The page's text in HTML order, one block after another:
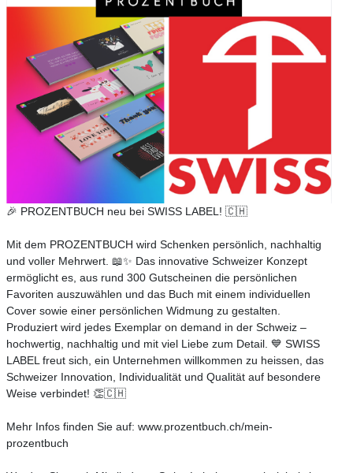
🎉 PROZENTBUCH neu bei SWISS LABEL! 🇨🇭
Mit dem PROZENTBUCH wird Schenken persönlich, nachhaltig
und voller Mehrwert. 📖✨ Das innovative Schweizer Konzept
ermöglicht es, aus rund 300 Gutscheinen die persönlichen
Favoriten auszuwählen und das Buch mit einem individuellen
Cover sowie einer persönlichen Widmung zu gestalten.
Produziert wird jedes Exemplar on demand in der Schweiz –
hochwertig, nachhaltig und mit viel Liebe zum Detail. 💙 SWISS
LABEL freut sich, ein Unternehmen willkommen zu heissen, das
Schweizer Innovation, Individualität und Qualität auf besondere
Weise verbindet! 👏🇨🇭
Mehr Infos finden Sie auf: www.prozentbuch.ch/mein-
prozentbuch